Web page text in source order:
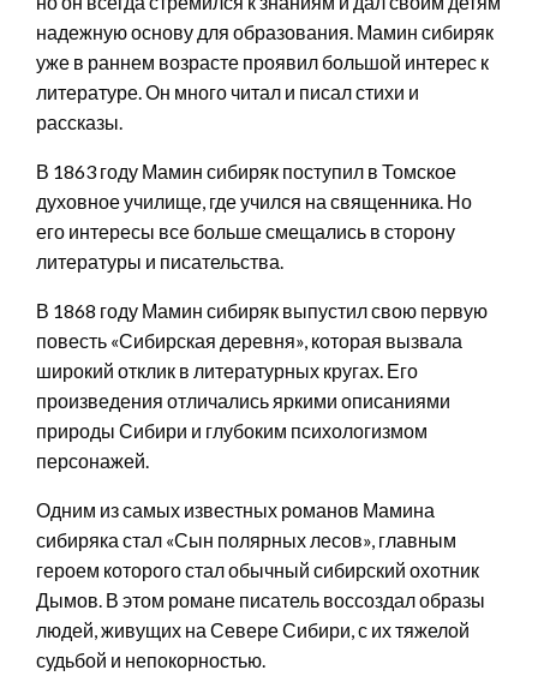
надежную основу для образования. Мамин сибиряк
уже в раннем возрасте проявил большой интерес к
литературе. Он много читал и писал стихи и
рассказы.
В 1863 году Мамин сибиряк поступил в Томское
духовное училище, где учился на священника. Но
его интересы все больше смещались в сторону
литературы и писательства.
В 1868 году Мамин сибиряк выпустил свою первую
повесть «Сибирская деревня», которая вызвала
широкий отклик в литературных кругах. Его
произведения отличались яркими описаниями
природы Сибири и глубоким психологизмом
персонажей.
Одним из самых известных романов Мамина
сибиряка стал «Сын полярных лесов», главным
героем которого стал обычный сибирский охотник
Дымов. В этом романе писатель воссоздал образы
людей, живущих на Севере Сибири, с их тяжелой
судьбой и непокорностью.